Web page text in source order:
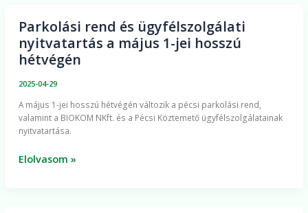
Parkolási rend és ügyfélszolgálati
nyitvatartás a május 1-jei hosszú
hétvégén
2025-04-29
A május 1-jei hosszú hétvégén változik a pécsi parkolási rend,
valamint a BIOKOM NKft. és a Pécsi Köztemető ügyfélszolgálatainak
nyitvatartása.
Parkolási
rend
és
a
május
jei
Elolvasom »